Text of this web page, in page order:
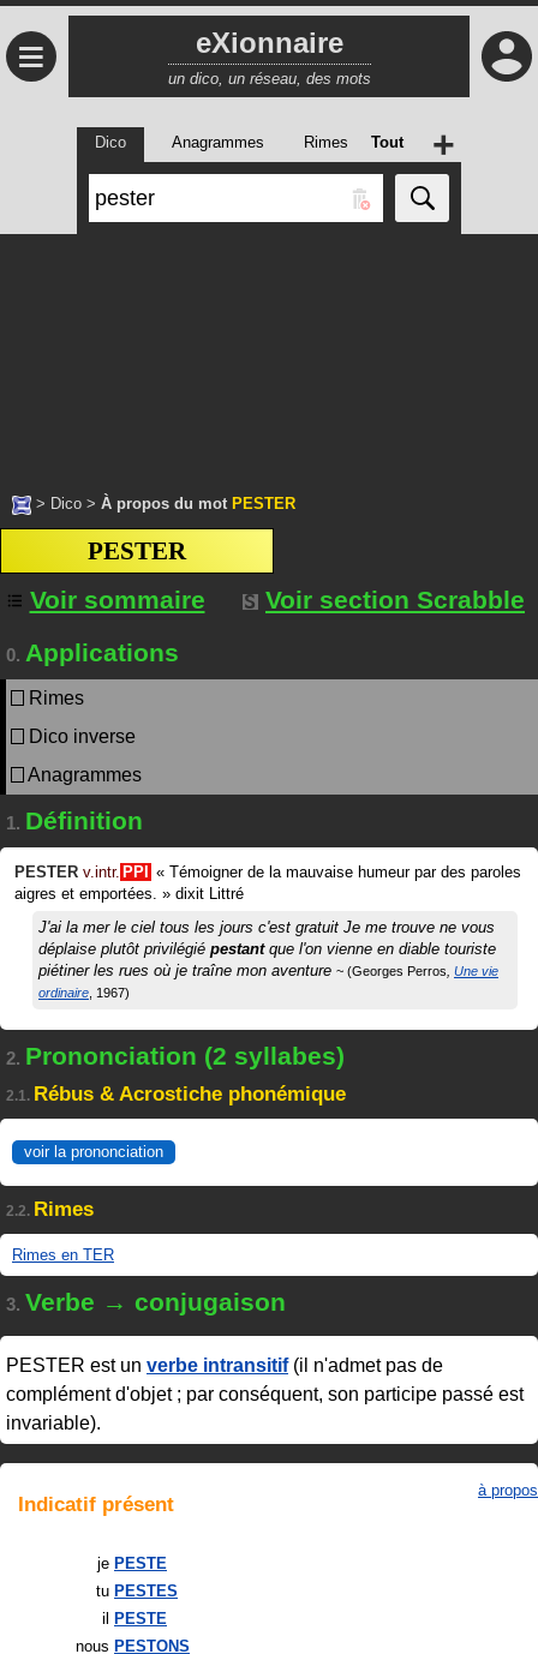
≡ eXionnaire
un dico, un réseau, des mots
Dico Anagrammes Rimes Tout +
> Dico > À propos du mot PESTER
PESTER
Voir sommaire
Voir section Scrabble
0. Applications
Rimes
Dico inverse
Anagrammes
1. Définition
PESTER v.intr. PPI « Témoigner de la mauvaise humeur par des paroles
aigres et emportées. » dixit Littré
J'ai la mer le ciel tous les jours c'est gratuit Je me trouve ne vous
déplaise plutôt privilégié pestantque l'on vienne en diable touriste
piétiner les rues où je traîne mon aventure
Georges Perros Une vie
ordinaire 1967
2. Prononciation (2 syllabes)
2.1. Rébus & Acrostiche phonémique
voir la prononciation
2.2. Rimes
Rimes en TER
3. Verbe → conjugaison
PESTER est un verbe intransitif(il n'admet pas de
complément d'objet ; par conséquent, son participe passé est
invariable).
Indicatif présent
à propos
je PESTE
tu PESTES
il
PESTE
nous PESTONS